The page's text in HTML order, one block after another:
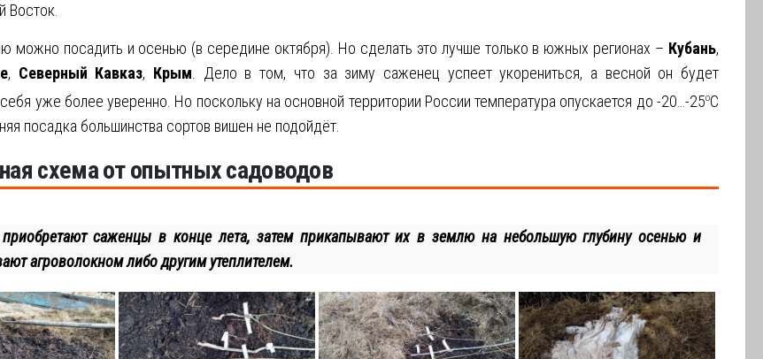
Восток.
можно посадить и осенью (в середине октября). Но сделать это лучше только в южных регионах – Кубань,
, Северный Кавказ, Крым. Дело в том, что за зиму саженец успеет укорениться, а весной он будет
себя уже более уверенно. Но поскольку на основной территории России температура опускается до -20…-25оС
посадка большинства сортов вишен не подойдёт.
схема от опытных садоводов
саженцы в конце лета, затем прикапывают их в землю на небольшую глубину осенью и
агроволокном либо другим утеплителем.